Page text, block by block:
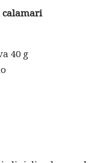
calamari
40 g